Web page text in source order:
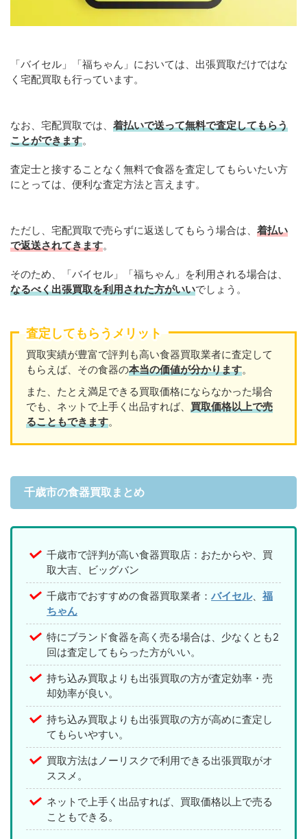
「バイセル」「福ちゃん」においては、出張買取だけではな
く宅配買取も行っています。
なお、宅配買取では、 着払いで送って無料で査定してもらう
ことができます。
査定士と接することなく無料で食器を査定してもらいたい方
にとっては、便利な査定方法と言えます。
ただし、宅配買取で売らずに返送してもらう場合は、 着払い
で返送されてきます。
そのため、「バイセル」「福ちゃん」を利用される場合は、
なるべく出張買取を利用された方がいいでしょう。
査定してもらうメリット
買取実績が豊富で評判も高い食器買取業者に査定して
もらえば、その食器の本当の価値が分かります。
また、たとえ満足できる買取価格にならなかった場合
でも、ネットで上手く出品すれば、 買取価格以上で売
ることもできます。
千歳市の食器買取まとめ
千歳市で評判が高い食器買取店：おたからや、買
取大吉、ビッグバン
千歳市でおすすめの食器買取業者： バイセル、 福
ちゃん
特にブランド食器を高く売る場合は、少なくとも2
回は査定してもらった方がいい。
持ち込み買取よりも出張買取の方が査定効率・売
却効率が良い。
持ち込み買取よりも出張買取の方が高めに査定し
てもらいやすい。
買取方法はノーリスクで利用できる出張買取がオ
ススメ。
ネットで上手く出品すれば、買取価格以上で売る
こともできる。